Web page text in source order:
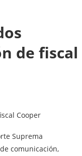
de fiscal
Cooper
Suprema
comunicación,